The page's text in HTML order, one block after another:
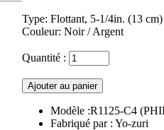
Type: Flottant, 5-1/4in. (13
Couleur: Noir / Argent
Quantité :
Modèle :R1125-C4
Fabriqué par : Yo-zuri